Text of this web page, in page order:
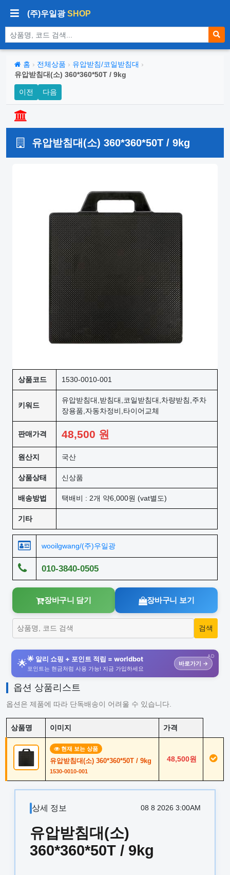
(주)우일광SHOP
상품 검색
홈 › 전체상품 › 유압받침/코일받침대 ›
유압받침대(소) 360*360*50T / 9kg
이전 다음
유압받침대(소) 360*360*50T / 9kg
상품코드 1530-0010-001
키워드
유압받침대,받침대,코일받침대,차량받침,주차
장용품,자동차정비,타이어교체
판매가격 48,500 원
원산지 국산
상품상태 신상품
배송방법 택배비 : 2개 약6,000원 (vat별도)
기타
wooilgwang/(주)우일광
010-3840-0505
장바구니 담기 장바구니 보기
AD
🌟🌟 알리 쇼핑 + 포인트 적립 = worldbot
포인트는 현금처럼 사용 가능! 지금 가입하세요
바로가기 →
옵션 상품리스트
옵션은 제품에 따라 단독배송이 어려울 수 있습니다.
상품명 이미지 가격
현재 보는 상품
유압받침대(소) 360*360*50T / 9kg
1530-0010-001
48,500원
상세 정보 08 8 2026 3:00AM
유압받침대(소)
360*360*50T / 9kg